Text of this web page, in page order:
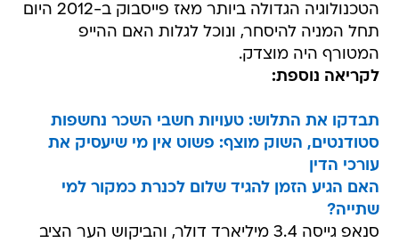
הטכנולוגיה הגדולה ביותר מאז פייסבוק ב-2012 היום
תחל המניה להיסחר, ונוכל לגלות האם ההייפ
המטורף היה מוצדק.
לקריאה נוספת:
תבדקו את התלוש: טעויות חשבי השכר נחשפות
סטודנטים, השוק מוצף: פשוט אין מי שיעסיק את
עורכי הדין
האם הגיע הזמן להגיד שלום לכנרת כמקור למי
שתייה?
סנאפ גייסה 3.4 מיליארד דולר, והביקוש הער הציב